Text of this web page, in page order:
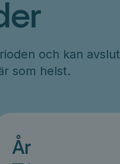
och kan
som helst.
År